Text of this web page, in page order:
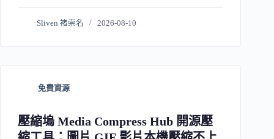
Sliven 褚崇名 2026-08-10
免費資源
壓縮塢 Media Compress Hub 開源壓